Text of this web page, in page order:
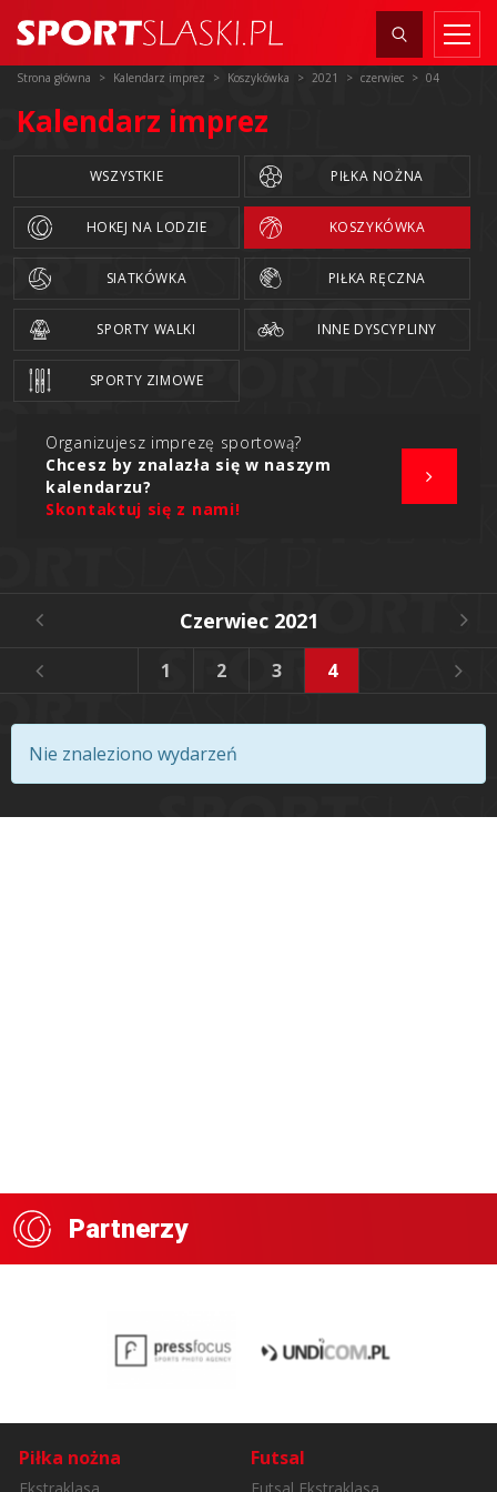
Strona główna Kalendarz imprez Koszykówka 2021 czerwiec 04
Kalendarz imprez
WSZYSTKIE PIŁKA NOŻNA
HOKEJ NA LODZIE KOSZYKÓWKA
SIATKÓWKA PIŁKA RĘCZNA
SPORTY WALKI INNE DYSCYPLINY
SPORTY ZIMOWE
Organizujesz imprezę sportową?
Chcesz by znalazła się w naszym
kalendarzu?
Skontaktuj się z nami!
Czerwiec 2021
1 2 3 4
Nie znaleziono wydarzeń
Partnerzy
Piłka nożna Futsal